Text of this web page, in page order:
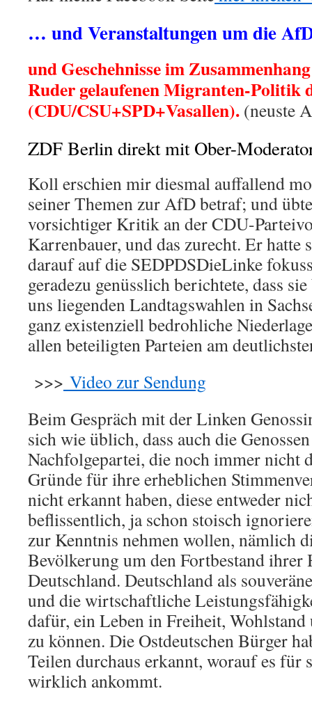
… und Veranstaltungen um die
und Geschehnisse im
Ruder gelaufenen Migranten-Politik
(CDU/CSU+SPD+Vasallen). (neuste
ZDF Berlin direkt mit Ober-
Koll erschien mir diesmal auffallend
seiner Themen zur AfD betraf; und
vorsichtiger Kritik an der CDU-
Karrenbauer, und das zurecht. Er hatte
darauf auf die SEDPDSDieLinke
geradezu genüsslich berichtete, dass
uns liegenden Landtagswahlen in
ganz existenziell bedrohliche
allen beteiligten Parteien am
>>> Video zur Sendung
Beim Gespräch mit der Linken
sich wie üblich, dass auch die
Nachfolgepartei, die noch immer nicht
Gründe für ihre erheblichen
nicht erkannt haben, diese entweder
beflissentlich, ja schon stoisch
zur Kenntnis nehmen wollen, nämlich
Bevölkerung um den Fortbestand ihrer
Deutschland. Deutschland als
und die wirtschaftliche
dafür, ein Leben in Freiheit,
zu können. Die Ostdeutschen Bürger
Teilen durchaus erkannt, worauf es für
wirklich ankommt.